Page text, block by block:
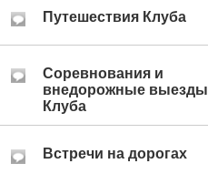
Путешествия Клуба
Соревнования и
внедорожные выезды
Клуба
Встречи на дорогах